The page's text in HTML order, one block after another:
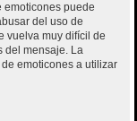
emoticones puede
del uso de
vuelva muy difícil de
del mensaje. La
emoticones a utilizar